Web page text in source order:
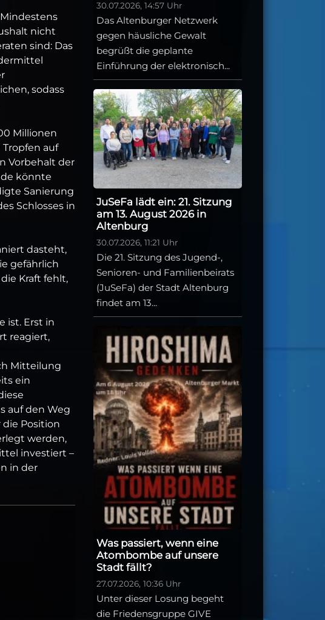
nicht
sind: Das
sodass
Millionen
auf
Vorbehalt der
könnte
Sanierung
Schlosses in
dasteht,
gefährlich
Kraft fehlt,
ist. Erst in
reagiert,
Mitteilung
ein
auf den Weg
Position
werden,
investiert –
in der
30.07.2026, 14:57 Uhr
Das Altenburger Netzwerk
gegen häusliche Gewalt
begrüßt die geplante
Einführung der elektronisch...
JuSeFa lädt ein: 21. Sitzung
am 13. August 2026 in
Altenburg
30.07.2026, 11:21 Uhr
Die 21. Sitzung des Jugend-,
Senioren- und Familienbeirats
(JuSeFa) der Stadt Altenburg
findet am 13...
Was passiert, wenn eine
Atombombe auf unsere
Stadt fällt?
27.07.2026, 10:36 Uhr
Unter dieser Losung begeht
die Friedensgruppe GIVE